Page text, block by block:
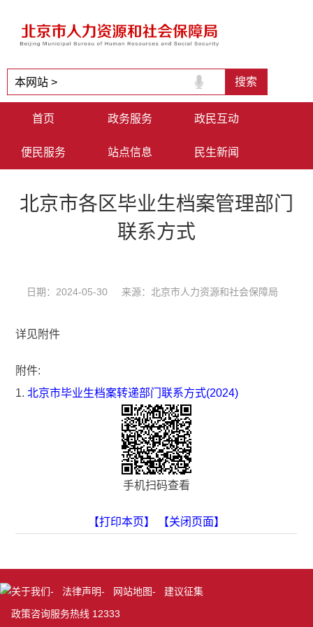
首页 政务服务 政民互动
便民服务 站点信息 民生新闻
北京市各区毕业生档案管理部门
联系方式
日期：2024-05-30 来源：北京市人力资源和社会保障局
详见附件
附件:
1.北京市毕业生档案转递部门联系方式(2024)
手机扫码查看
【打印本页】 【关闭页面】
关于我们- 法律声明- 网站地图- 建议征集
政策咨询服务热线 12333